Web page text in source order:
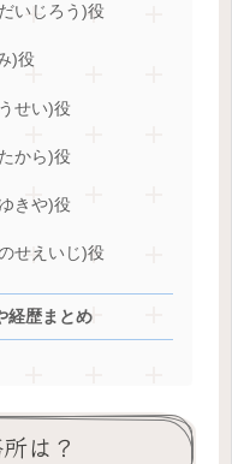
いじろう)役
)役
せい)役
から)役
きや)役
せえいじ)役
経歴まとめ
は？